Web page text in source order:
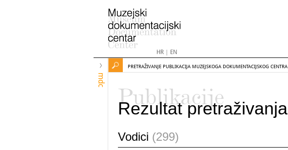
HR| EN
mdc
PRETRAŽIVANJE PUBLIKACIJA MUZEJSKOGA DOKUMENTACIJSKOG CENTRA
Publikacije
Rezultat pretraživanja
Vodici (299)